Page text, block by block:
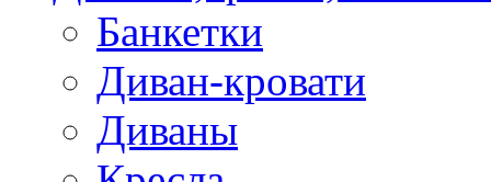
Банкетки
Диван-кровати
Диваны